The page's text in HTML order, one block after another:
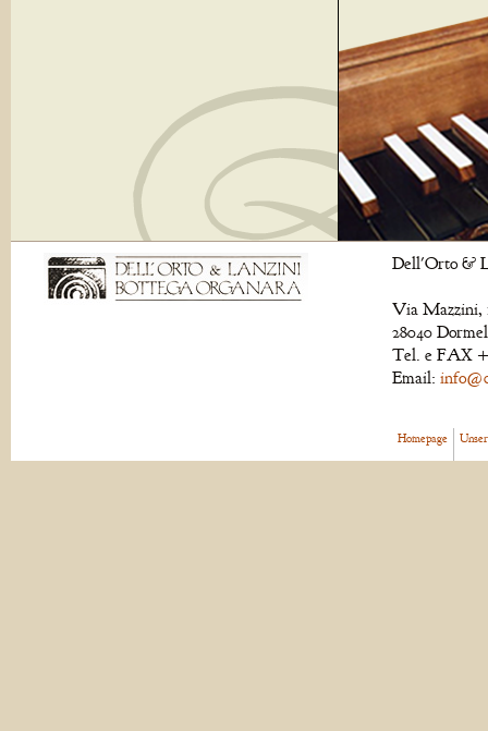
Dell'Orto &
Via Mazzini,
28040
Tel. e FAX
Email:
Homepage